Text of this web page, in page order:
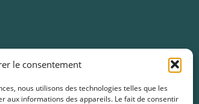
le consentement
nous utilisons des technologies telles que les
aux informations des appareils. Le fait de consentir